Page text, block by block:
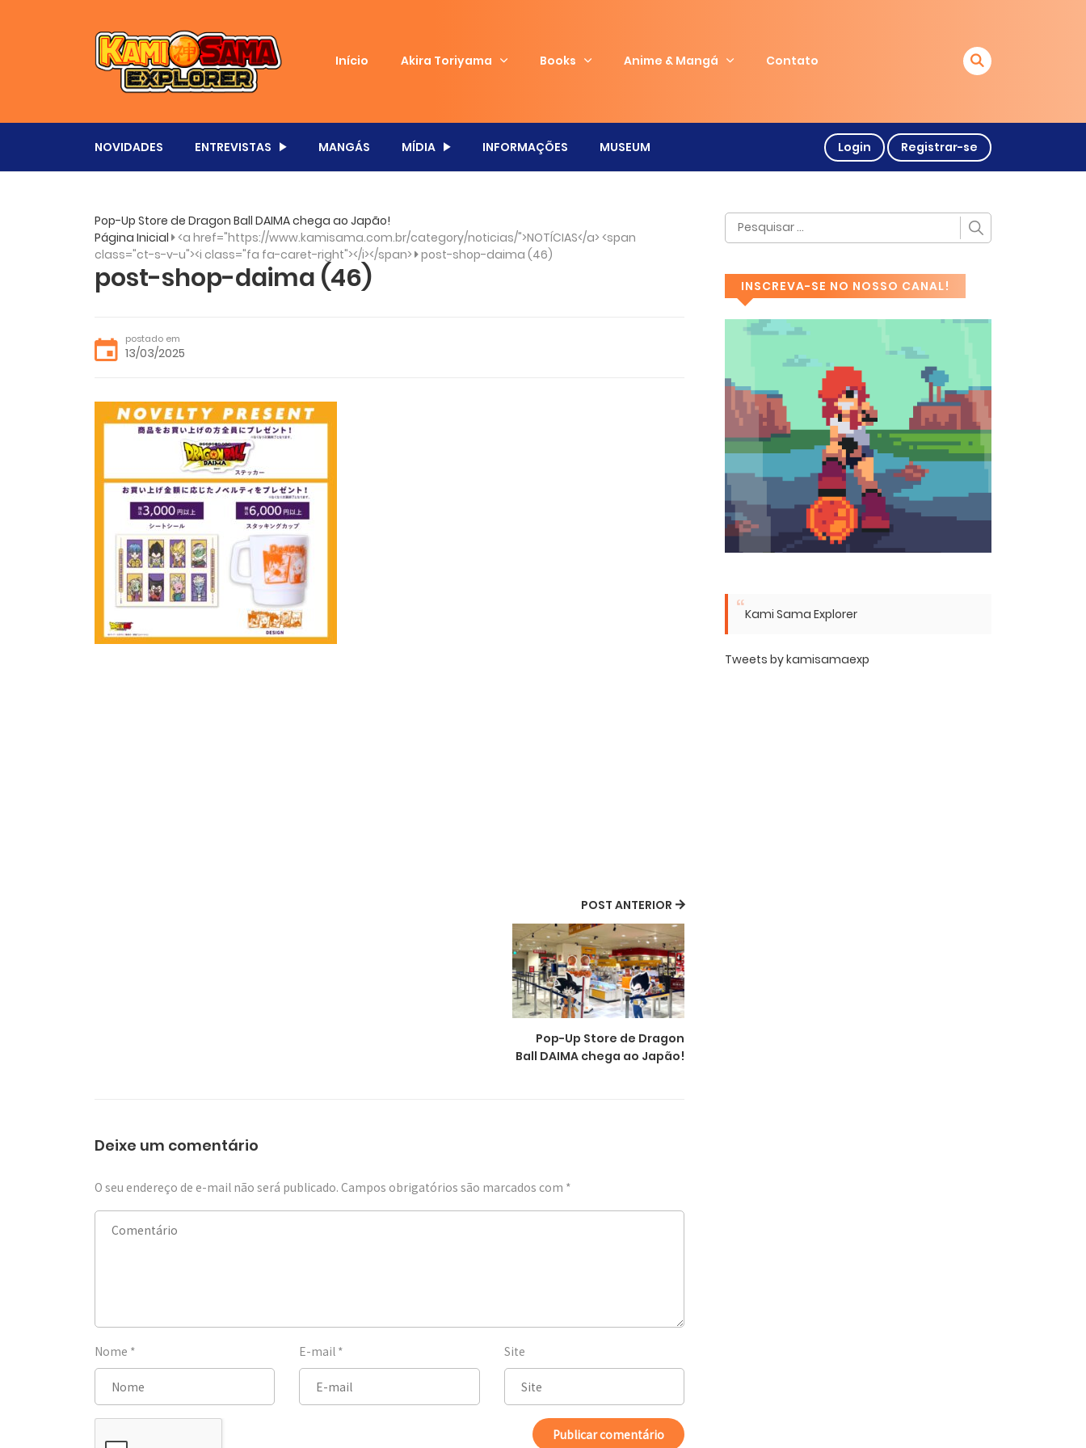
Início Akira Toriyama Books Anime & Mangá Contato
NOVIDADES ENTREVISTAS MANGÁS MÍDIA INFORMAÇÕES MUSEUM Login Registrar-se
Pop-Up Store de Dragon Ball DAIMA chega ao Japão!
Página Inicial <a href="https://www.kamisama.com.br/category/noticias/">NOTÍCIAS</a> <span
class="ct-s-v-u"><i class="fa fa-caret-right"></i></span> post-shop-daima (46)
post-shop-daima (46)
postado em
13/03/2025
POST ANTERIOR
Pop-Up Store de Dragon
Ball DAIMA chega ao Japão!
Deixe um comentário
O seu endereço de e-mail não será publicado. Campos obrigatórios são marcados com *
Nome * E-mail * Site
INSCREVA-SE NO NOSSO CANAL!
Kami Sama Explorer
Tweets by kamisamaexp